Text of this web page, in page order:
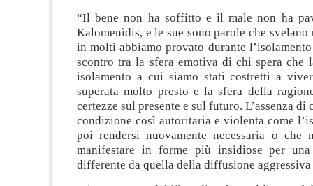
“Il bene non ha soffitto e il male non ha
Kalomenìdis, e le sue sono parole che svelano
in molti abbiamo provato durante
scontro tra la sfera emotiva di chi spera che
isolamento a cui siamo stati costretti a
superata molto presto e la sfera della
certezze sul presente e sul futuro. L’assenza di
condizione così autoritaria e violenta come
poi rendersi nuovamente necessaria o che
manifestare in forme più insidiose per una
differente da quella della diffusione